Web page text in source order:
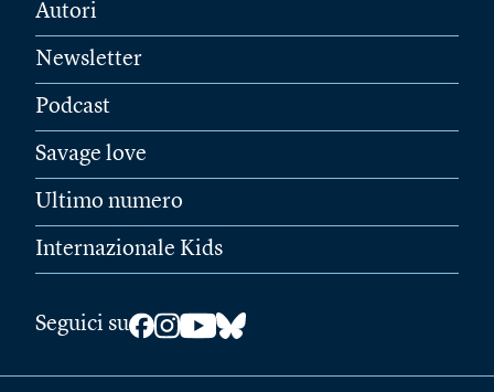
Autori
Newsletter
Podcast
Savage love
Ultimo numero
Internazionale Kids
Seguici su